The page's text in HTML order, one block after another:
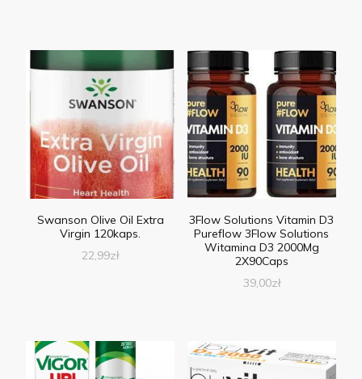
Swanson Olive Oil Extra
Virgin 120kaps.
22,99zł
3Flow Solutions Vitamin D3
Pureflow 3Flow Solutions
Witamina D3 2000Mg
2X90Caps
39,00zł